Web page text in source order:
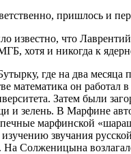
пришлось и
что Лаврентий
хотя и никогда к
где на два месяца
он работал
Затем были
и зелень. В Марфине
марфинской
звучания
Солженицына